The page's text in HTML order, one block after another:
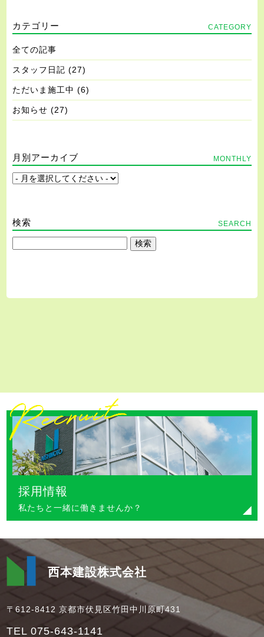
カテゴリー CATEGORY
全ての記事
スタッフ日記 (27)
ただいま施工中 (6)
お知らせ (27)
月別アーカイブ MONTHLY
検索 SEARCH
採用情報
私たちと一緒に働きませんか？
西本建設株式会社
〒612-8412 京都市伏見区竹田中川原町431
TEL 075-643-1141